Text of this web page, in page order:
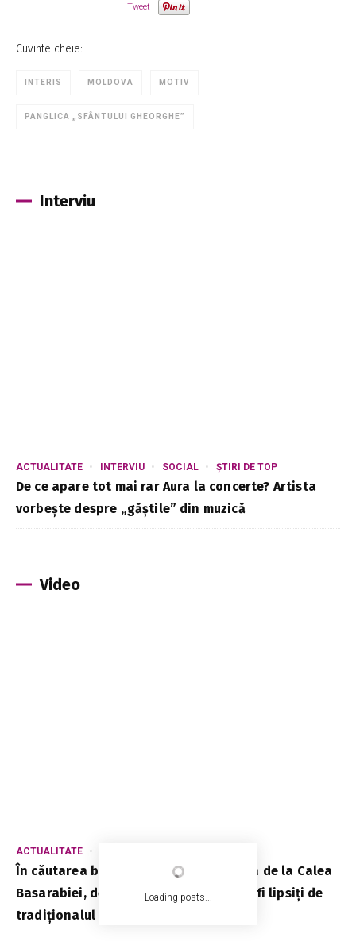
Loading posts...
Tweet
Cuvinte cheie:
INTERIS MOLDOVA MOTIV
PANGLICA „SFÂNTULUI GHEORGHE”
Interviu
ACTUALITATE INTERVIU SOCIAL ȘTIRI DE TOP
De ce apare tot mai rar Aura la concerte? Artista
vorbește despre „găștile” din muzică
Video
ACTUALITATE
În căutarea buchetelor de flori la piața de la Calea
Basarabiei, deși în acest an, copiii vor fi lipsiți de
tradiționalul careu (Video)